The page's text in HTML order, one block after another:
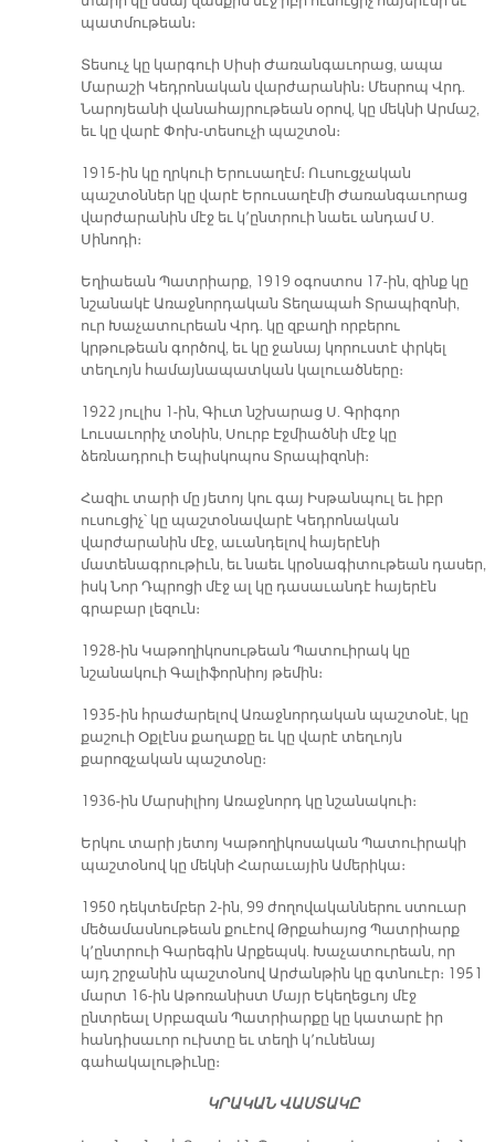
պատմութեան։
Տեսուչ կը կարգուի Սիսի Ժառանգաւորաց, ապա
Մարաշի Կեդրոնական վարժարանին։ Մեսրոպ Վրդ.
Նարոյեանի վանահայրութեան օրով, կը մեկնի Արմաշ,
եւ կը վարէ Փոխ-տեսուչի պաշտօն։
1915-ին կը ղրկուի Երուսաղէմ։ Ուսուցչական
պաշտօններ կը վարէ Երուսաղէմի Ժառանգաւորաց
վարժարանին մէջ եւ կ՚ընտրուի նաեւ անդամ Ս.
Սինոդի։
Եղիաեան Պատրիարք, 1919 օգոստոս 17-ին, զինք կը
նշանակէ Առաջնորդական Տեղապահ Տրապիզոնի,
ուր Խաչատուրեան Վրդ. կը զբաղի որբերու
կրթութեան գործով, եւ կը ջանայ կորուստէ փրկել
տեղւոյն համայնապատկան կալուածները։
1922 յուլիս 1-ին, Գիւտ նշխարաց Ս. Գրիգոր
Լուսաւորիչ տօնին, Սուրբ Էջմիածնի մէջ կը
ձեռնադրուի Եպիսկոպոս Տրապիզոնի։
Հազիւ տարի մը յետոյ կու գայ Իսթանպուլ եւ իբր
ուսուցիչ՝ կը պաշտօնավարէ Կեդրոնական
վարժարանին մէջ, աւանդելով հայերէնի
մատենագրութիւն, եւ նաեւ կրօնագիտութեան դասեր,
իսկ Նոր Դպրոցի մէջ ալ կը դասաւանդէ հայերէն
գրաբար լեզուն։
1928-ին Կաթողիկոսութեան Պատուիրակ կը
նշանակուի Գալիֆորնիոյ թեմին։
1935-ին հրաժարելով Առաջնորդական պաշտօնէ, կը
քաշուի Օքլէնս քաղաքը եւ կը վարէ տեղւոյն
քարոզչական պաշտօնը։
1936-ին Մարսիլիոյ Առաջնորդ կը նշանակուի։
Երկու տարի յետոյ Կաթողիկոսական Պատուիրակի
պաշտօնով կը մեկնի Հարաւային Ամերիկա։
1950 դեկտեմբեր 2-ին, 99 ժողովականներու ստուար
մեծամասնութեան քուէով Թրքահայոց Պատրիարք
կ՚ընտրուի Գարեգին Արքեպսկ. Խաչատուրեան, որ
այդ շրջանին պաշտօնով Արժանթին կը գտնուէր։ 1951
մարտ 16-ին Աթոռանիստ Մայր Եկեղեցւոյ մէջ
ընտրեալ Սրբազան Պատրիարքը կը կատարէ իր
հանդիսաւոր ուխտը եւ տեղի կ՚ունենայ
գահակալութիւնը։
ԿՐԱԿԱՆ ՎԱՍՏԱԿԸ